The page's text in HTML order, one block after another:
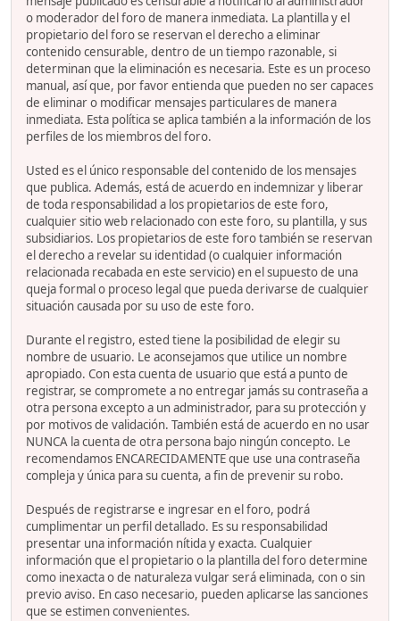
o moderador del foro de manera inmediata. La plantilla y el
propietario del foro se reservan el derecho a eliminar
contenido censurable, dentro de un tiempo razonable, si
determinan que la eliminación es necesaria. Este es un proceso
manual, así que, por favor entienda que pueden no ser capaces
de eliminar o modificar mensajes particulares de manera
inmediata. Esta política se aplica también a la información de los
perfiles de los miembros del foro.
Usted es el único responsable del contenido de los mensajes
que publica. Además, está de acuerdo en indemnizar y liberar
de toda responsabilidad a los propietarios de este foro,
cualquier sitio web relacionado con este foro, su plantilla, y sus
subsidiarios. Los propietarios de este foro también se reservan
el derecho a revelar su identidad (o cualquier información
relacionada recabada en este servicio) en el supuesto de una
queja formal o proceso legal que pueda derivarse de cualquier
situación causada por su uso de este foro.
Durante el registro, ested tiene la posibilidad de elegir su
nombre de usuario. Le aconsejamos que utilice un nombre
apropiado. Con esta cuenta de usuario que está a punto de
registrar, se compromete a no entregar jamás su contraseña a
otra persona excepto a un administrador, para su protección y
por motivos de validación. También está de acuerdo en no usar
NUNCA la cuenta de otra persona bajo ningún concepto. Le
recomendamos ENCARECIDAMENTE que use una contraseña
compleja y única para su cuenta, a fin de prevenir su robo.
Después de registrarse e ingresar en el foro, podrá
cumplimentar un perfil detallado. Es su responsabilidad
presentar una información nítida y exacta. Cualquier
información que el propietario o la plantilla del foro determine
como inexacta o de naturaleza vulgar será eliminada, con o sin
previo aviso. En caso necesario, pueden aplicarse las sanciones
que se estimen convenientes.